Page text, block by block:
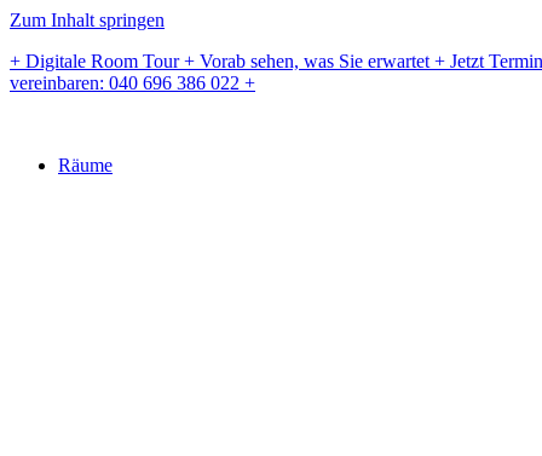
Zum Inhalt springen
+ Digitale Room Tour + Vorab sehen, was Sie erwartet + Jetzt Termin
vereinbaren: 040 696 386 022 +
Räume